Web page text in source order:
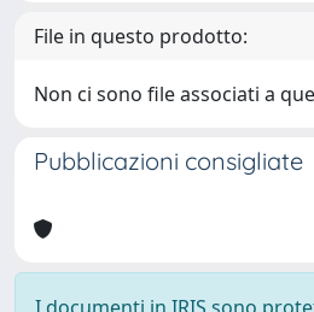
File in questo prodotto:
Non ci sono file associati a
Pubblicazioni consigliate